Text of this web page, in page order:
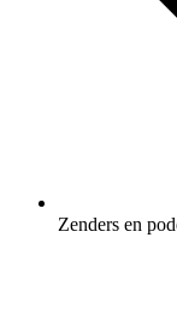
Zenders en